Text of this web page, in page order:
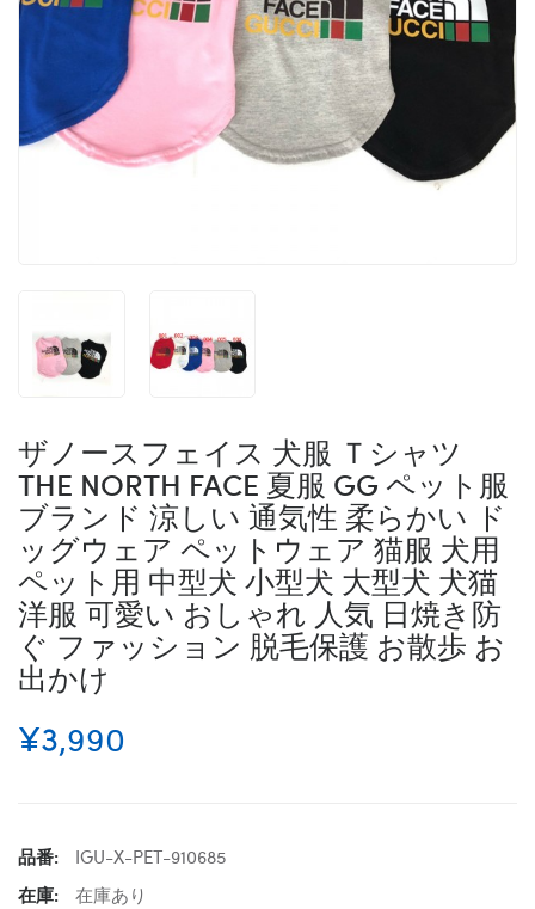
ザノースフェイス 犬服 Ｔシャツ
THE NORTH FACE 夏服 GG ペット服
ブランド 涼しい 通気性 柔らかい ド
ッグウェア ペットウェア 猫服 犬用
ペット用 中型犬 小型犬 大型犬 犬猫
洋服 可愛い おしゃれ 人気 日焼き防
ぐ ファッション 脱毛保護 お散歩 お
出かけ
¥3,990
品番:
IGU-X-PET-910685
在庫:
在庫あり